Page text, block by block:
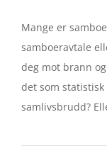
Mange er
samboeravtale
deg mot brann
det som
samlivsbrudd?